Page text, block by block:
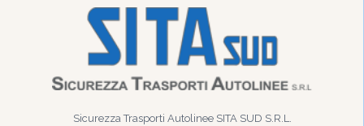
Sicurezza Trasporti Autolinee SITA SUD S.R.L.